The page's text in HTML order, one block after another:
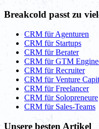
Breakcold passt zu
CRM für Agenturen
CRM für Startups
CRM für Berater
CRM für GTM
CRM für Recruiter
CRM für Venture
CRM für Freelancer
CRM für Solopreneure
CRM für Sales-Teams
Unsere besten Artikel